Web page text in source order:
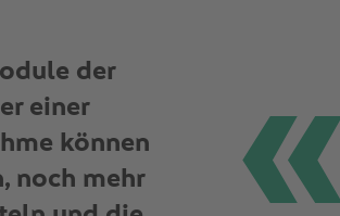
der
einer
können
noch mehr